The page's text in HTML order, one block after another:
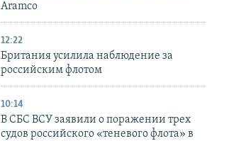
Aramco
12:22
Британия усилила наблюдение за
российским флотом
10:14
В СБС ВСУ заявили о поражении трех
судов российского «теневого флота» в